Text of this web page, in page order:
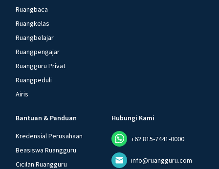
Ruangbaca
Ruangkelas
Ruangbelajar
Ruangpengajar
Ruangguru Privat
Ruangpeduli
Airis
Bantuan & Panduan
Kredensial Perusahaan
Beasiswa Ruangguru
Cicilan Ruangguru
Hubungi Kami
+62 815-7441-0000
info@ruangguru.com